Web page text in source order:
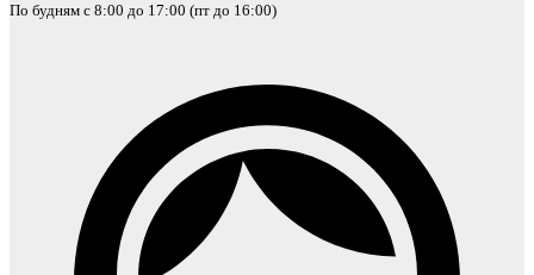
По будням с 8:00 до 17:00 (пт до 16:00)